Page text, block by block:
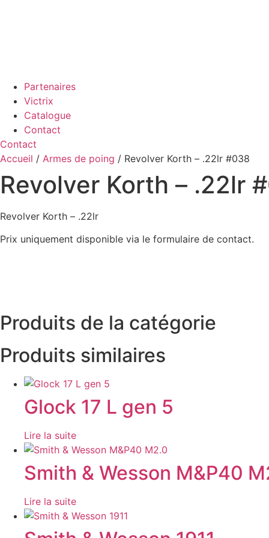
Partenaires
Victrix
Catalogue
Contact
Contact
Accueil / Armes de poing / Revolver Korth – .22lr #038
Revolver Korth – .22lr
Revolver Korth – .22lr
Prix uniquement disponible via le formulaire de contact.
Produits de la catégorie
Produits similaires
Glock 17 L gen 5
Lire la suite
Smith & Wesson M&P40
Lire la suite